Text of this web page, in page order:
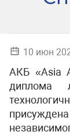
10 июн
АКБ «Asia
диплома